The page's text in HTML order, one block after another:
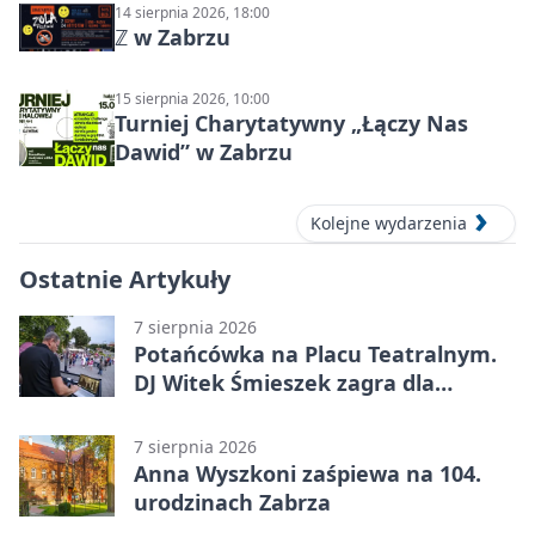
14 sierpnia 2026, 18:00
ℤ w Zabrzu
15 sierpnia 2026, 10:00
Turniej Charytatywny „Łączy Nas
Dawid” w Zabrzu
Kolejne wydarzenia
Ostatnie Artykuły
7 sierpnia 2026
Potańcówka na Placu Teatralnym.
DJ Witek Śmieszek zagra dla
7 sierpnia 2026
Anna Wyszkoni zaśpiewa na 104.
urodzinach Zabrza